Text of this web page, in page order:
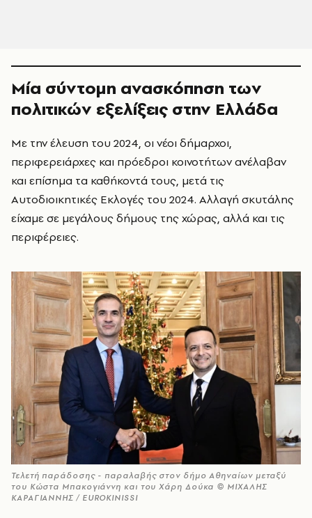
Μία σύντομη ανασκόπηση των
πολιτικών εξελίξεις στην Ελλάδα
Με την έλευση του 2024, οι νέοι δήμαρχοι,
περιφερειάρχες και πρόεδροι κοινοτήτων ανέλαβαν
και επίσημα τα καθήκοντά τους, μετά τις
Αυτοδιοικητικές Εκλογές του 2024. Αλλαγή σκυτάλης
είχαμε σε μεγάλους δήμους της χώρας, αλλά και τις
περιφέρειες.
Τελετή παράδοσης - παραλαβής στον δήμο Αθηναίων μεταξύ
του Κώστα Μπακογιάννη και του Χάρη Δούκα © ΜΙΧΑΛΗΣ
ΚΑΡΑΓΙΑΝΝΗΣ / EUROKINISSI